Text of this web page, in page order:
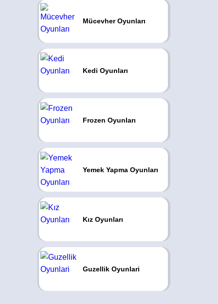
Mücevher Oyunları
Kedi Oyunları
Frozen Oyunları
Yemek Yapma Oyunları
Kız Oyunları
Guzellik Oyunlari